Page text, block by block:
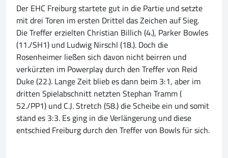
Der EHC Freiburg startete gut in die Partie und setzte
mit drei Toren im ersten Drittel das Zeichen auf Sieg.
Die Treffer erzielten Christian Billich (4.), Parker Bowles
(11./SH1) und Ludwig Nirschl (18.). Doch die
Rosenheimer ließen sich davon nicht beirren und
verkürzten im Powerplay durch den Treffer von Reid
Duke (22.). Lange Zeit blieb es dann beim 3:1, aber im
dritten Spielabschnitt netzten Stephan Tramm (
52./PP1) und C.J. Stretch (58.) die Scheibe ein und somit
stand es 3:3. Es ging in die Verlängerung und diese
entschied Freiburg durch den Treffer von Bowls für sich.